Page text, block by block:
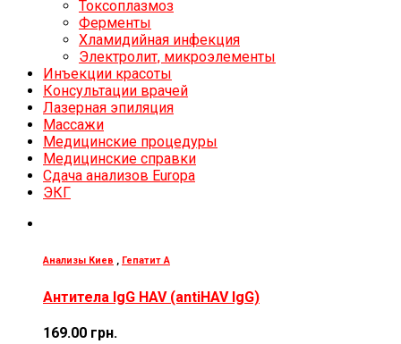
Токсоплазмоз
Ферменты
Хламидийная инфекция
Электролит, микроэлементы
Инъекции красоты
Консультации врачей
Лазерная эпиляция
Массажи
Медицинские процедуры
Медицинские справки
Сдача анализов Europa
ЭКГ
Анализы Киев Гепатит А
Антитела IgG HAV (antiHAV IgG)
169.00 грн.